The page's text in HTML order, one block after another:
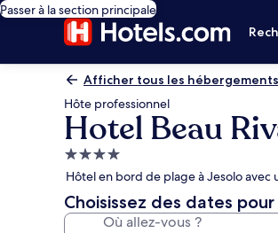
Passer à la section principale
Afficher tous les hébergements
Hôte professionnel
Hotel Beau
Hébergement
4.0 étoiles
Hôtel en bord de plage à Jesolo
Choisissez des dates
Où allez-vous ?